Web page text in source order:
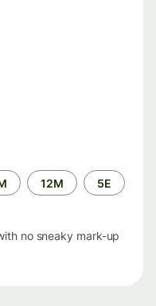
12M 5Ε
no sneaky mark-up